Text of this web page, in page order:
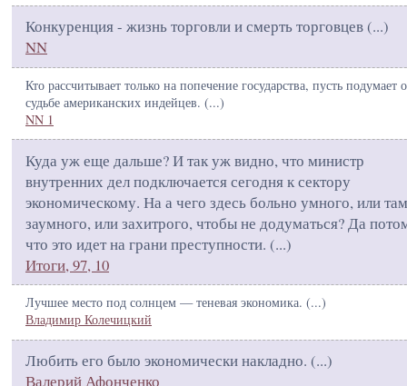
Конкуренция - жизнь торговли и смерть торговцев (...)
NN
Кто рассчитывает только на попечение государства, пусть подумает о
судьбе американских индейцев. (...)
NN 1
Куда уж еще дальше? И так уж видно, что министр
внутренних дел подключается сегодня к сектору
экономическому. На а чего здесь больно умного, или там
заумного, или захитрого, чтобы не додуматься? Да
что это идет на грани преступности. (...)
Итоги, 97, 10
Лучшее место под солнцем — теневая экономика. (...)
Владимир Колечицкий
Любить его было экономически накладно. (...)
Валерий Афонченко